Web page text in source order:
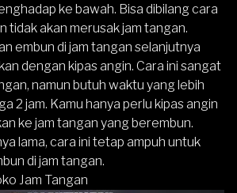
ke bawah. Bisa dibilang cara
tidak akan merusak jam tangan.
embun di jam tangan selanjutnya
dengan kipas angin. Cara ini sangat
namun butuh waktu yang lebih
2 jam. Kamu hanya perlu kipas angin
ke jam tangan yang berembun.
lama, cara ini tetap ampuh untuk
di jam tangan.
Jam Tangan